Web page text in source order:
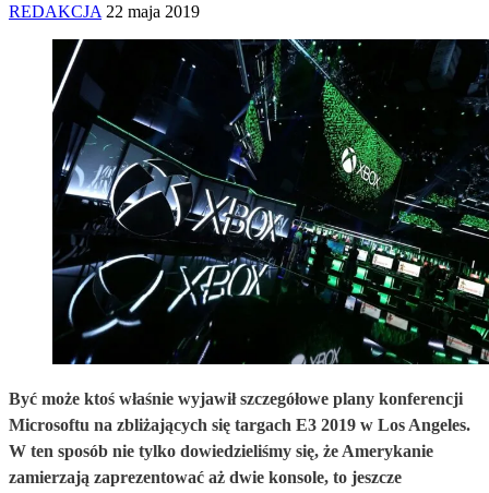
REDAKCJA 22 maja 2019
Być może ktoś właśnie wyjawił szczegółowe plany konferencji
Microsoftu na zbliżających się targach E3 2019 w Los Angeles.
W ten sposób nie tylko dowiedzieliśmy się, że Amerykanie
zamierzają zaprezentować aż dwie konsole, to jeszcze